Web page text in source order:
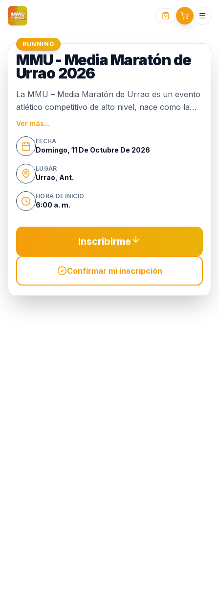
RUNNING
MMU - Media Maratón de
Urrao 2026
La MMU – Media Maratón de Urrao es un evento
atlético competitivo de alto nivel, nace como la
evaluación natural de la 15K Urrao, ahora
su evento principal. Además, se añadirá una
distancia de 5 kilómetros para principiantes y
familias.
Ver más...
FECHA
Domingo, 11 De Octubre De 2026
LUGAR
Urrao, Ant.
HORA DE INICIO
6:00 a. m.
Inscribirme
Confirmar mi inscripción